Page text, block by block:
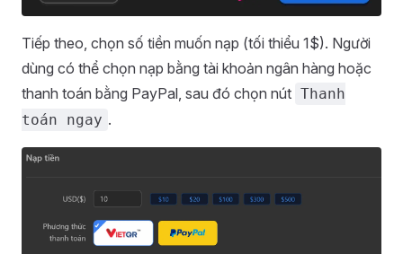
Tiếp theo, chọn số tiền muốn nạp (tối thiểu 1$). Người
dùng có thể chọn nạp bằng tài khoản ngân hàng hoặc
thanh toán bằng PayPal, sau đó chọn nút Thanh
toán ngay .